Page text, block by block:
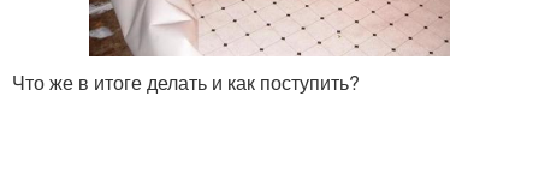
Что же в итоге делать и как поступить?